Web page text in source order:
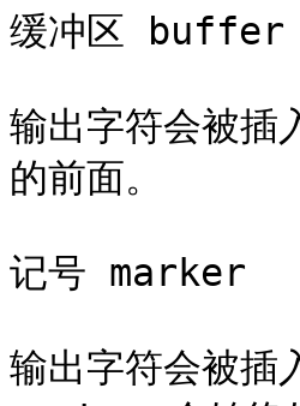
缓冲区 buffer
输出字符会被
的前面。
记号 marker
输出字符会被